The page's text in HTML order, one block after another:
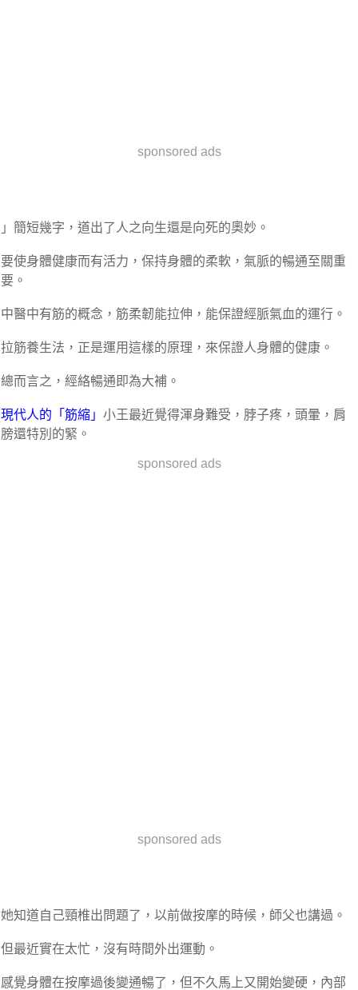
sponsored ads
」簡短幾字，道出了人之向生還是向死的奧妙。
要使身體健康而有活力，保持身體的柔軟，氣脈的暢通至關重
要。
中醫中有筋的概念，筋柔韌能拉伸，能保證經脈氣血的運行。
拉筋養生法，正是運用這樣的原理，來保證人身體的健康。
總而言之，經絡暢通即為大補。
現代人的「筋縮」 小王最近覺得渾身難受，脖子疼，頭暈，肩
膀還特別的緊。
sponsored ads
sponsored ads
她知道自己頸椎出問題了，以前做按摩的時候，師父也講過。
但最近實在太忙，沒有時間外出運動。
感覺身體在按摩過後變通暢了，但不久馬上又開始變硬，內部